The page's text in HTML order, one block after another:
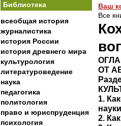
Библиотека
всеобщая история
журналистика
история России
история древнего мира
культурология
литературоведение
наука
педагогика
политология
право и юриспруденция
психология
Ваш
Все
ОТ
1.
2.